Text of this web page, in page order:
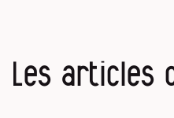
Les articles